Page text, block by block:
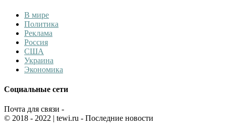
В мире
Политика
Реклама
Россия
США
Украина
Экономика
Социальные сети
Почта для связи -
© 2018 - 2022 | tewi.ru - Последние новости